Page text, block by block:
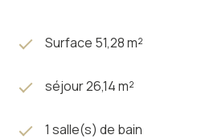
Surface 51,28 m²
séjour 26,14 m²
1 salle(s) de bain